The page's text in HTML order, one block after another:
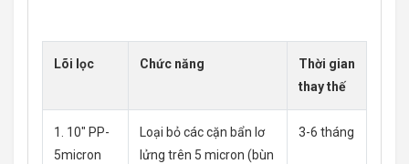
Lõi lọc Chức năng
Thời gian
thay thế
1. 10″ PP-
5micron
Loại bỏ các cặn bẩn lơ
lửng trên 5 micron (bùn
3-6 tháng